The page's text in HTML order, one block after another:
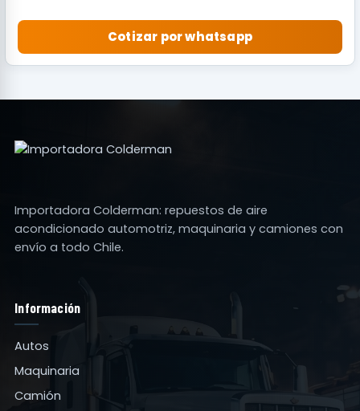
Cotizar por whatsapp
Importadora Colderman: repuestos de aire
acondicionado automotriz, maquinaria y camiones con
envío a todo Chile.
Información
Autos
Maquinaria
Camión